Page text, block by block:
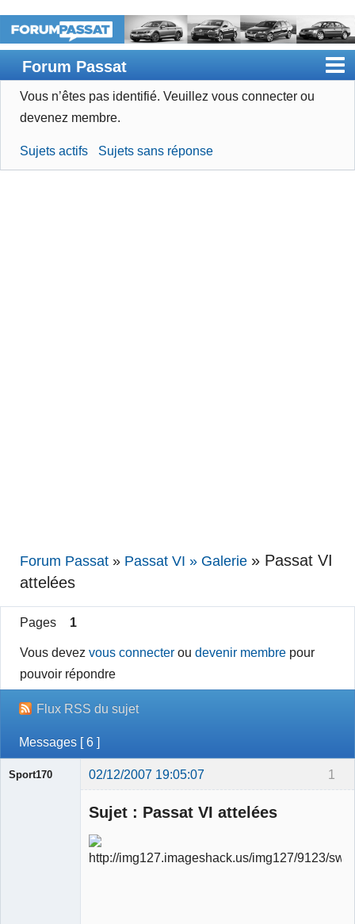
Forum Passat
Accueil
Devenir membre
Vous n’êtes pas identifié. Veuillez vous connecter ou
devenez membre.
Sujets actifs Sujets sans réponse
Forum Passat » Passat VI » Galerie » Passat VI
attelées
Pages 1
Vous devezvous connecter oudevenir membre pour
pouvoir répondre
Flux RSS du sujet
Messages [ 6 ]
1
Sport170 02/12/2007 19:05:07
Sujet : Passat VI attelées